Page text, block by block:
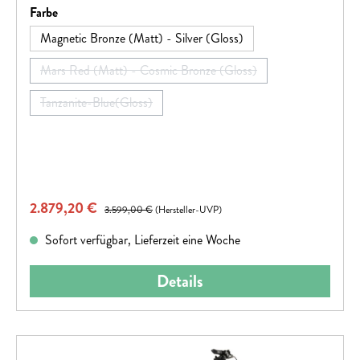
Farbeauswählen
Magnetic Bronze (Matt) - Silver (Gloss)
Mars Red (Matt) - Cosmic Bronze (Gloss)
(Diese Option ist zurzeit nicht verfügbar.)
Tanzanite-Blue(Gloss)
(Diese Option ist zurzeit nicht verfügbar.)
Verkaufspreis:
2.879,20 € Regulärer Preis:
3.599,00 €(Hersteller-UVP)
Sofort verfügbar, Lieferzeit eine Woche
Details